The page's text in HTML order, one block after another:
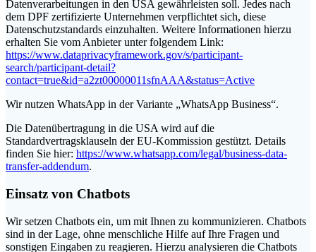
Datenverarbeitungen in den USA gewährleisten soll. Jedes nach
dem DPF zertifizierte Unternehmen verpflichtet sich, diese
Datenschutzstandards einzuhalten. Weitere Informationen hierzu
erhalten Sie vom Anbieter unter folgendem Link:
https://www.dataprivacyframework.gov/s/participant-
search/participant-detail?
contact=true&id=a2zt00000011sfnAAA&status=Active
Wir nutzen WhatsApp in der Variante „WhatsApp Business“.
Die Datenübertragung in die USA wird auf die
Standardvertragsklauseln der EU-Kommission gestützt. Details
finden Sie hier: https://www.whatsapp.com/legal/business-data-
transfer-addendum.
Einsatz von Chatbots
Wir setzen Chatbots ein, um mit Ihnen zu kommunizieren. Chatbots
sind in der Lage, ohne menschliche Hilfe auf Ihre Fragen und
sonstigen Eingaben zu reagieren. Hierzu analysieren die Chatbots